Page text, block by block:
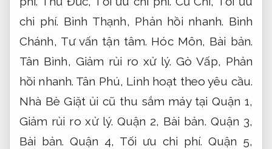
chi phí. Bình Thạnh, Phản hồi nhanh. Bình
Chánh, Tư vấn tận tâm. Hóc Môn, Bài bản.
Tân Bình, Giảm rủi ro xử lý. Gò Vấp, Phản
hồi nhanh. Tân Phú, Linh hoạt theo yêu cầu.
Nhà Bè Giặt ủi cũ thu sắm máy tại Quận 1,
Giảm rủi ro xử lý. Quận 2, Bài bản. Quận 3,
Bài bản. Quận 4, Tối ưu chi phí. Quận 5,